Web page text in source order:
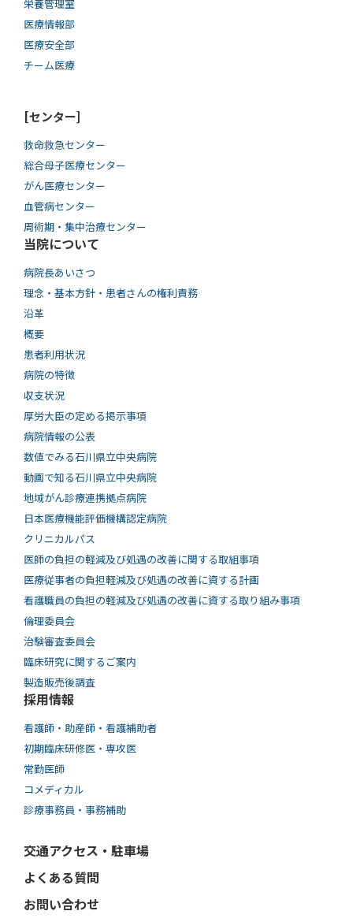
栄養管理室
医療情報部
医療安全部
チーム医療
[センター]
救命救急センター
総合母子医療センター
がん医療センター
血管病センター
周術期・集中治療センター
当院について
病院長あいさつ
理念・基本方針・患者さんの権利責務
沿革
概要
患者利用状況
病院の特徴
収支状況
厚労大臣の定める掲示事項
病院情報の公表
数値でみる石川県立中央病院
動画で知る⽯川県⽴中央病院
地域がん診療連携拠点病院
日本医療機能評価機構認定病院
クリニカルパス
医師の負担の軽減及び処遇の改善に関する取組事項
医療従事者の負担軽減及び処遇の改善に資する計画
看護職員の負担の軽減及び処遇の改善に資する取り組み事項
倫理委員会
治験審査委員会
臨床研究に関するご案内
製造販売後調査
採用情報
看護師・助産師・看護補助者
初期臨床研修医・専攻医
常勤医師
コメディカル
診療事務員・事務補助
交通アクセス・駐車場
よくある質問
お問い合わせ